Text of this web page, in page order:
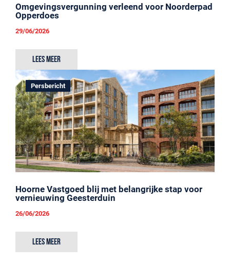
Omgevingsvergunning verleend voor Noorderpad
Opperdoes
29/06/2026
Lees meer
Persbericht
Hoorne Vastgoed blij met belangrijke stap voor
vernieuwing Geesterduin
26/06/2026
Lees meer